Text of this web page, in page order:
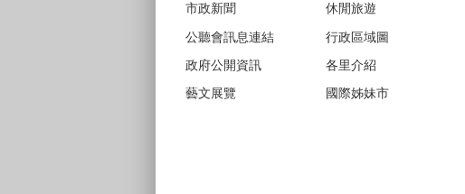
市政新聞
公聽會訊息連結
政府公開資訊
藝文展覽
休閒旅遊
行政區域圖
各里介紹
國際姊妹市